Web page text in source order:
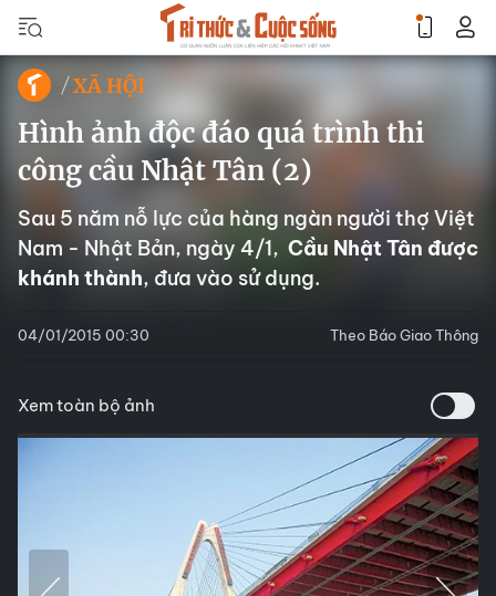
XÃ HỘI
Hình ảnh độc đáo quá trình thi
công cầu Nhật Tân (2)
Sau 5 năm nỗ lực của hàng ngàn người thợ Việt
Nam - Nhật Bản, ngày 4/1, Cầu Nhật Tân được
khánh thành, đưa vào sử dụng.
04/01/2015 00:30 Theo Báo Giao Thông
Xem toàn bộ ảnh